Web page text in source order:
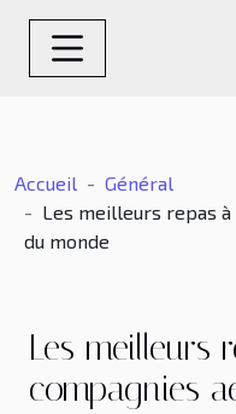
Accueil
Général
Les meilleurs repas
du monde
Les meilleurs
compagnies